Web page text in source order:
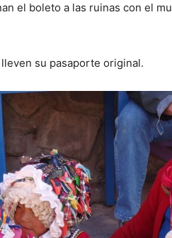
el boleto a las ruinas con el
su pasaporte original.